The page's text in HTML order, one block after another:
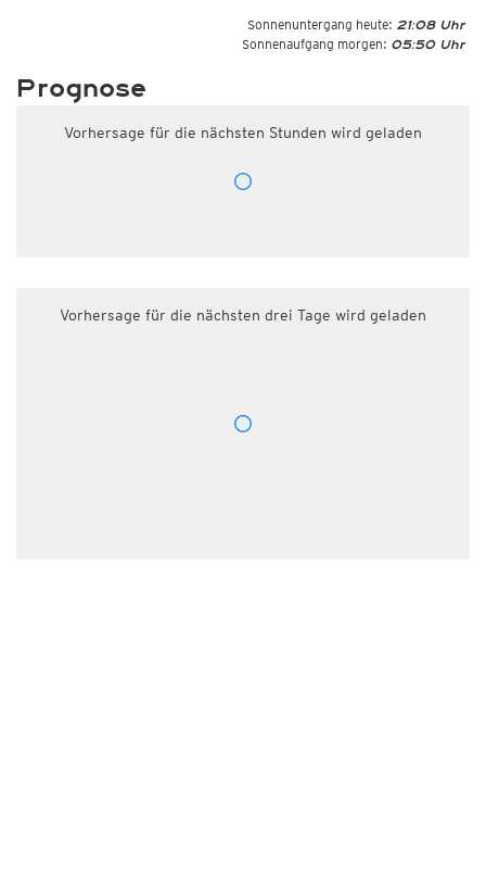
Sonnenuntergang heute: 21:08 Uhr
Sonnenaufgang morgen: 05:50 Uhr
Prognose
Vorhersage für die nächsten Stunden wird geladen
Vorhersage für die nächsten drei Tage wird geladen